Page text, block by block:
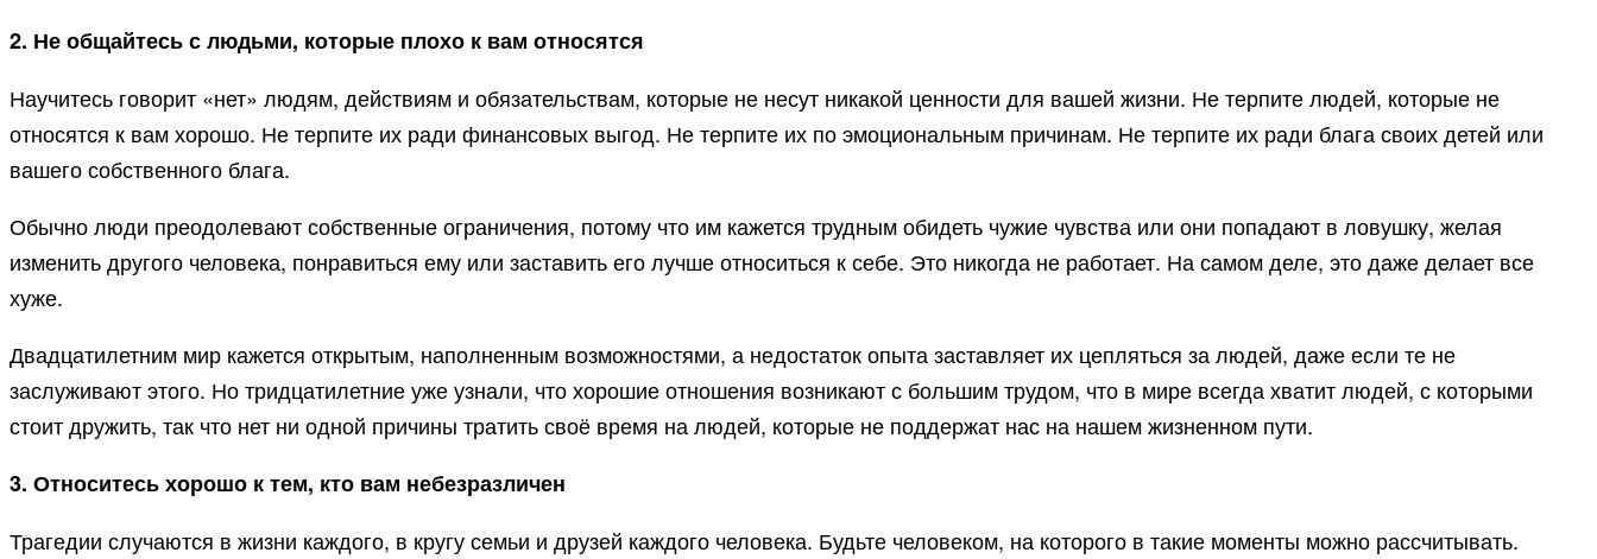
2. Не общайтесь с людьми, которые плохо к вам относятся
Научитесь говорит «нет» людям, действиям и обязательствам, которые не несут никакой ценности для вашей жизни. Не терпите людей, которые не
относятся к вам хорошо. Не терпите их ради финансовых выгод. Не терпите их по эмоциональным причинам. Не терпите их ради блага своих детей или
вашего собственного блага.
Обычно люди преодолевают собственные ограничения, потому что им кажется трудным обидеть чужие чувства или они попадают в ловушку, желая
изменить другого человека, понравиться ему или заставить его лучше относиться к себе. Это никогда не работает. На самом деле, это даже делает все
хуже.
Двадцатилетним мир кажется открытым, наполненным возможностями, а недостаток опыта заставляет их цепляться за людей, даже если те не
заслуживают этого. Но тридцатилетние уже узнали, что хорошие отношения возникают с большим трудом, что в мире всегда хватит людей, с которыми
стоит дружить, так что нет ни одной причины тратить своё время на людей, которые не поддержат нас на нашем жизненном пути.
3. Относитесь хорошо к тем, кто вам небезразличен
Трагедии случаются в жизни каждого, в кругу семьи и друзей каждого человека. Будьте человеком, на которого в такие моменты можно рассчитывать.